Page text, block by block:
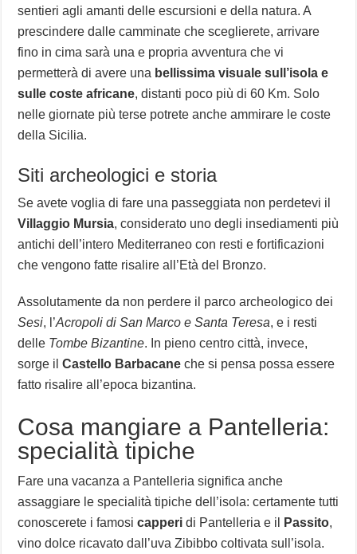
sentieri agli amanti delle escursioni e della natura. A
prescindere dalle camminate che sceglierete, arrivare
fino in cima sarà una e propria avventura che vi
permetterà di avere una bellissima visuale sull’isola e
sulle coste africane, distanti poco più di 60 Km. Solo
nelle giornate più terse potrete anche ammirare le coste
della Sicilia.
Siti archeologici e storia
Se avete voglia di fare una passeggiata non perdetevi il
Villaggio Mursia, considerato uno degli insediamenti più
antichi dell’intero Mediterraneo con resti e fortificazioni
che vengono fatte risalire all’Età del Bronzo.
Assolutamente da non perdere il parco archeologico dei
Sesi, l’Acropoli di San Marco e Santa Teresa, e i resti
delle Tombe Bizantine. In pieno centro città, invece,
sorge ilCastello Barbacane che si pensa possa essere
fatto risalire all’epoca bizantina.
Cosa mangiare a Pantelleria:
specialità tipiche
Fare una vacanza a Pantelleria significa anche
assaggiare le specialità tipiche dell’isola: certamente tutti
conoscerete i famosicapperi di Pantelleria e il Passito,
vino dolce ricavato dall’uva Zibibbo coltivata sull’isola.